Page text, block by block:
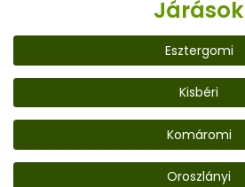
Járások
Esztergomi
Kisbéri
Komáromi
Oroszlányi